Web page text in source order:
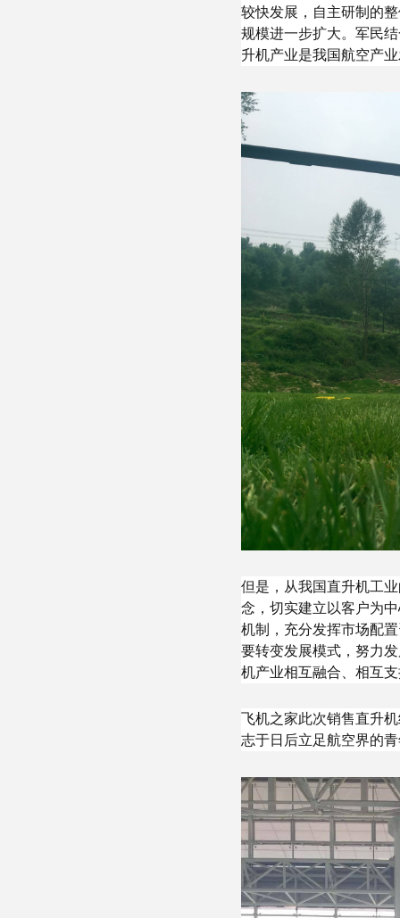
较快发展，自主研制的
规模进一步扩大。军民
升机产业是我国航空产
但是，从我国直升机工
念，切实建立以客户为
机制，充分发挥市场配
要转变发展模式，努力
机产业相互融合、相互
飞机之家此次销售直升
志于日后立足航空界的